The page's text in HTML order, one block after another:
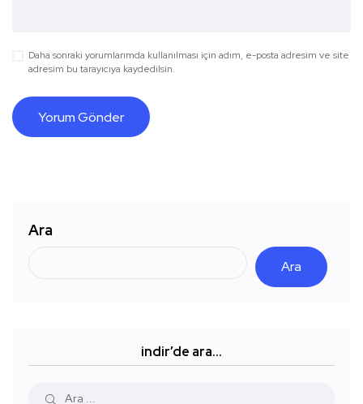
Daha sonraki yorumlarımda kullanılması için adım, e-posta adresim ve site
adresim bu tarayıcıya kaydedilsin.
Ara
Ara
indir’de ara…